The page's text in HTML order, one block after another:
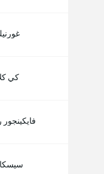
كي
فايكينجور